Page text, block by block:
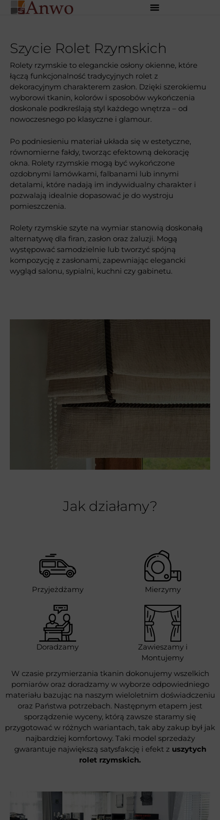
Szycie Rolet Rzymskich
Rolety rzymskie to eleganckie osłony okienne, które
łączą funkcjonalność tradycyjnych rolet z
dekoracyjnym charakterem zasłon. Dzięki szerokiemu
wyborowi tkanin, kolorów i sposobów wykończenia
doskonale podkreślają styl każdego wnętrza – od
nowoczesnego po klasyczne i glamour.
Po podniesieniu materiał układa się w estetyczne,
równomierne fałdy, tworząc efektowną dekorację
okna. Rolety rzymskie mogą być wykończone
ozdobnymi lamówkami, falbanami lub innymi
detalami, które nadają im indywidualny charakter i
pozwalają idealnie dopasować je do wystroju
pomieszczenia.
Rolety rzymskie szyte na wymiar stanowią doskonałą
alternatywę dla firan, zasłon oraz żaluzji. Mogą
występować samodzielnie lub tworzyć spójną
kompozycję z zasłonami, zapewniając elegancki
wygląd salonu, sypialni, kuchni czy gabinetu.
Jak działamy?
Przyjeżdżamy Mierzymy
Doradzamy
Zawieszamy i
Montujemy
W czasie przymierzania tkanin dokonujemy wszelkich
pomiarów oraz doradzamy w wyborze odpowiedniego
materiału bazując na naszym wieloletnim doświadczeniu
oraz Państwa potrzebach. Następnym etapem jest
sporządzenie wyceny, którą zawsze staramy się
przygotować w różnych wariantach, tak aby zakup był jak
najbardziej komfortowy. Taki model sprzedaży
gwarantuje największą satysfakcję i efekt z uszytych
rolet rzymskich.